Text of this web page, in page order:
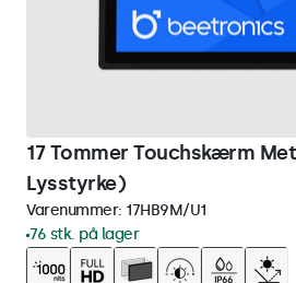
17 Tommer Touchskærm
Lysstyrke)
Varenummer: 17HB9M/U1
76 stk. på lager